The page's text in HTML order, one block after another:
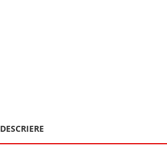
DESCRIERE